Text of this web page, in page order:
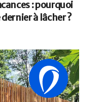
: pourquoi
à lâcher ?